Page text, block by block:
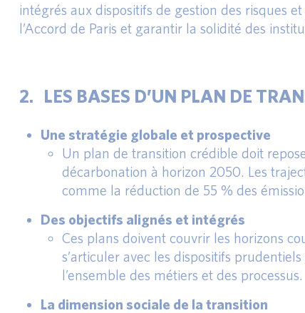
intégrés aux dispositifs de gestion des risques
l’Accord de Paris et garantir la solidité des
2. LES BASES D’UN PLAN DE
Une stratégie globale et prospective
Un plan de transition crédible doit
décarbonation à horizon 2050. Les
comme la réduction de 55 % des
Des objectifs alignés et intégrés
Ces plans doivent couvrir les horizons
s’articuler avec les dispositifs
l’ensemble des métiers et des processus.
La dimension sociale de la transition